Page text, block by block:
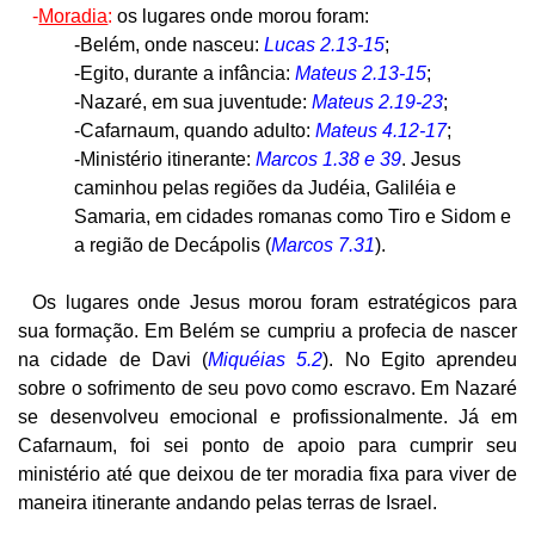
-Moradia:os lugares onde morou foram:
-Belém, onde nasceu:Lucas 2.13-15;
-Egito, durante a infância:Mateus 2.13-15;
-Nazaré, em sua juventude:Mateus 2.19-23;
-Cafarnaum, quando adulto:Mateus 4.12-17;
-Ministério itinerante:Marcos 1.38 e 39. Jesus
caminhou pelas regiões da Judéia, Galiléia e
Samaria, em cidades romanas como Tiro e Sidom e
a região de Decápolis (Marcos 7.31).
Os lugares onde Jesus morou foram estratégicos para
sua formação. Em Belém se cumpriu a profecia de nascer
na cidade de Davi (Miquéias 5.2). No Egito aprendeu
sobre o sofrimento de seu povo como escravo. Em Nazaré
se desenvolveu emocional e profissionalmente. Já em
Cafarnaum, foi sei ponto de apoio para cumprir seu
ministério até que deixou de ter moradia fixa para viver de
maneira itinerante andando pelas terras de Israel.